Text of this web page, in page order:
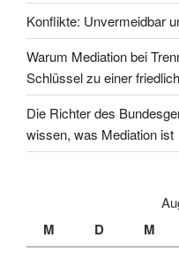
Konflikte: Unvermeidbar
Warum Mediation bei
Schlüssel zu einer
Die Richter des
wissen, was Mediation ist
M D M